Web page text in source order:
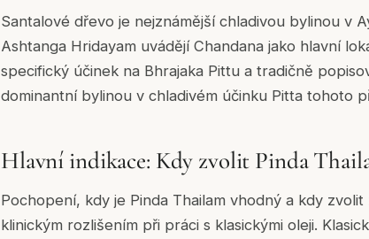
Santalové dřevo je nejznámější chladivou bylinou v
Ashtanga Hridayam uvádějí Chandana jako hlavní
specifický účinek na Bhrajaka Pittu a tradičně
dominantní bylinou v chladivém účinku Pitta tohoto
Hlavní indikace: Kdy zvolit Pinda
Pochopení, kdy je Pinda Thailam vhodný a kdy
klinickým rozlišením při práci s klasickými oleji.